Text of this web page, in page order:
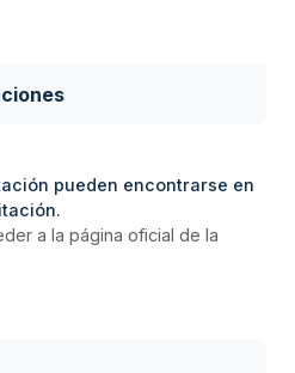
pueden encontrarse en
a la página oficial de la